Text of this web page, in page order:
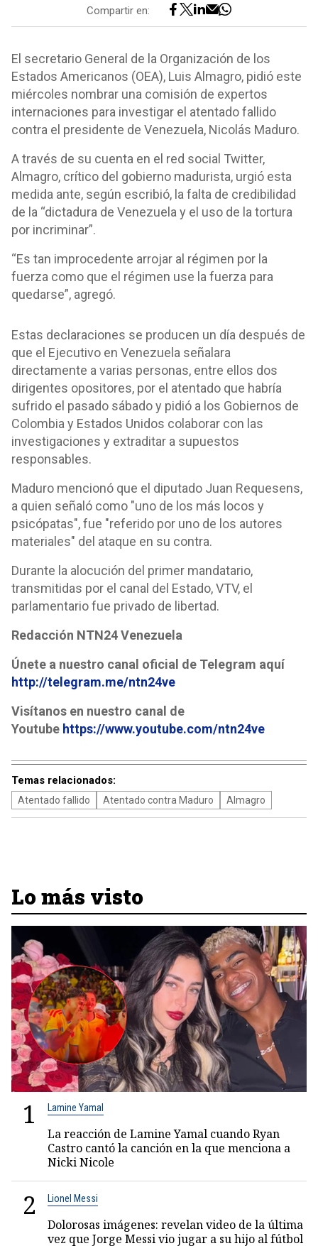
Compartir en:
El secretario General de la Organización de los
Estados Americanos (OEA), Luis Almagro, pidió este
miércoles nombrar una comisión de expertos
internaciones para investigar el atentado fallido
contra el presidente de Venezuela, Nicolás Maduro.
A través de su cuenta en el red social Twitter,
Almagro, crítico del gobierno madurista, urgió esta
medida ante, según escribió, la falta de credibilidad
de la “dictadura de Venezuela y el uso de la tortura
por incriminar”.
“Es tan improcedente arrojar al régimen por la
fuerza como que el régimen use la fuerza para
quedarse”, agregó.
Estas declaraciones se producen un día después de
que el Ejecutivo en Venezuela señalara
directamente a varias personas, entre ellos dos
dirigentes opositores, por el atentado que habría
sufrido el pasado sábado y pidió a los Gobiernos de
Colombia y Estados Unidos colaborar con las
investigaciones y extraditar a supuestos
responsables.
Maduro mencionó que el diputado Juan Requesens,
a quien señaló como "uno de los más locos y
psicópatas", fue "referido por uno de los autores
materiales" del ataque en su contra.
Durante la alocución del primer mandatario,
transmitidas por el canal del Estado, VTV, el
parlamentario fue privado de libertad.
Redacción NTN24 Venezuela
Únete a nuestro canal oficial de Telegram aquí
http://telegram.me/ntn24ve
Visítanos en nuestro canal de
Youtube https://www.youtube.com/ntn24ve
Temas relacionados:
Atentado fallido Atentado contra Maduro Almagro
Lo más visto
1 Lamine Yamal
La reacción de Lamine Yamal cuando Ryan
Castro cantó la canción en la que menciona a
Nicki Nicole
2 Lionel Messi
Dolorosas imágenes: revelan video de la última
vez que Jorge Messi vio jugar a su hijo al fútbol